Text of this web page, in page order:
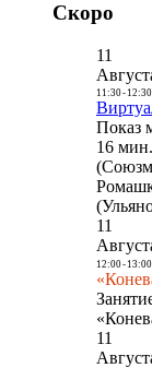
Скоро
11
11:30- 12:30
Показ
16
11
12:00- 13:00
11